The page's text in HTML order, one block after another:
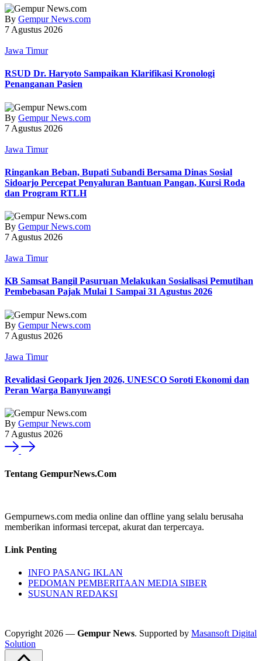
By Gempur News.com
7 Agustus 2026
Jawa Timur
RSUD Dr. Haryoto Sampaikan Klarifikasi Kronologi
Penanganan Pasien
By Gempur News.com
7 Agustus 2026
Jawa Timur
Ringankan Beban, Bupati Subandi Bersama Dinas Sosial
Sidoarjo Percepat Penyaluran Bantuan Pangan, Kursi Roda
dan Program RTLH
By Gempur News.com
7 Agustus 2026
Jawa Timur
KB Samsat Bangil Pasuruan Melakukan Sosialisasi Pemutihan
Pembebasan Pajak Mulai 1 Sampai 31 Agustus 2026
By Gempur News.com
7 Agustus 2026
Jawa Timur
Revalidasi Geopark Ijen 2026, UNESCO Soroti Ekonomi dan
Peran Warga Banyuwangi
By Gempur News.com
7 Agustus 2026
Tentang GempurNews.Com
Gempurnews.com media online dan offline yang selalu berusaha
memberikan informasi tercepat, akurat dan terpercaya.
Link Penting
INFO PASANG IKLAN
PEDOMAN PEMBERITAAN MEDIA SIBER
SUSUNAN REDAKSI
Copyright 2026 — Gempur News. Supported by Masansoft Digital
Solution